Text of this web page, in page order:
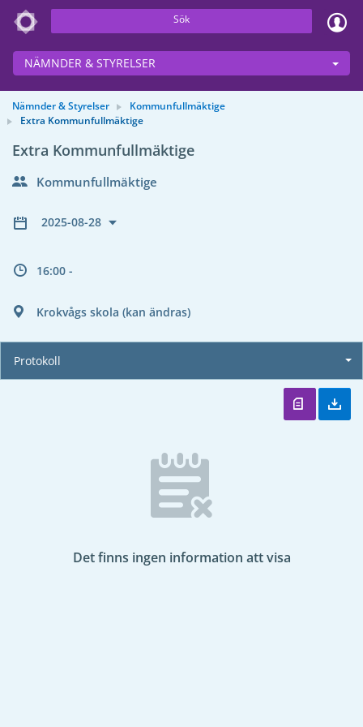
Sök
NÄMNDER & STYRELSER
Nämnder & Styrelser
Kommunfullmäktige
Extra Kommunfullmäktige
Extra Kommunfullmäktige
Kommunfullmäktige
2025-08-28
16:00 -
Krokvågs skola (kan ändras)
Protokoll
Det finns ingen information att visa